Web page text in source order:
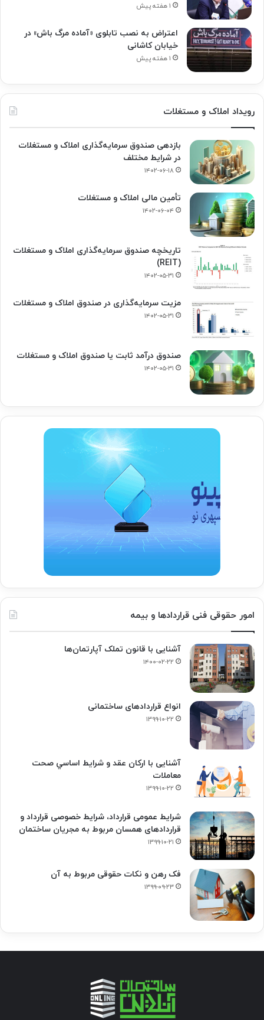
۱ هفته پیش
اعتراض به نصب تابلوی «آماده مرگ باش» در
خیابان کاشانی
۱ هفته پیش
رویداد املاک و مستغلات
بازدهی صندوق سرمایه‌گذاری املاک و مستغلات
در شرایط مختلف
۱۴۰۲-۰۶-۱۸
تأمین مالی املاک و مستغلات
۱۴۰۲-۰۶-۰۴
تاریخچه صندوق سرمایه‌گذاری املاک و مستغلات
(REIT)
۱۴۰۲-۰۵-۳۱
مزیت سرمایه‌گذاری در صندوق املاک و مستغلات
۱۴۰۲-۰۵-۳۱
صندوق درآمد ثابت یا صندوق املاک و مستغلات
۱۴۰۲-۰۵-۳۱
امور حقوقی فنی قراردادها و بیمه
آشنایی با قانون تملک آپارتمان‌ها
۱۴۰۰-۰۲-۲۲
انواع قراردادهای ساختمانی
۱۳۹۹-۱۰-۲۲
آشنایی با ارکان عقد و شرايط اساسي صحت
معاملات
۱۳۹۹-۱۰-۲۲
شرایط عمومی قرارداد، شرایط خصوصی قرارداد و
قراردادهای همسان مربوط به مجریان ساختمان
۱۳۹۹-۱۰-۲۱
فک‌ رهن و نکات حقوقی مربوط به آن
۱۳۹۹-۰۹-۲۳